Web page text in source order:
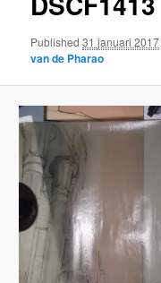
Published31 januari 2017
van de Pharao